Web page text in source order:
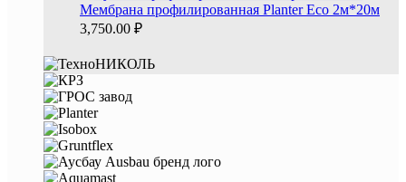
Мембрана профилированная Planter Eco 2м*20м
3,750.00 ₽